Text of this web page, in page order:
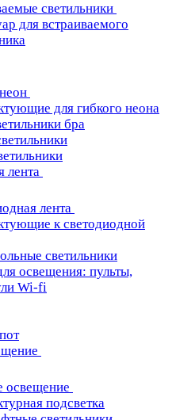
светильники
для встраиваемого
для гибкого неона
бра
лента
лента
к светодиодной
светильники
освещения: пульты,
Wi-fi
освещение
подсветка